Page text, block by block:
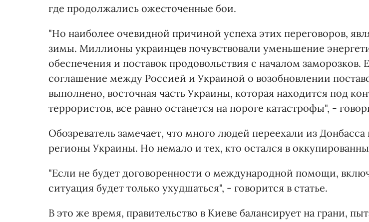
где продолжались ожесточенные бои.
"Но наиболее очевидной причиной успеха этих переговоров,
зимы. Миллионы украинцев почувствовали уменьшение
обеспечения и поставок продовольствия с началом заморозков.
соглашение между Россией и Украиной о возобновлении
выполнено, восточная часть Украины, которая находится под
террористов, все равно останется на пороге катастрофы", -
Обозреватель замечает, что много людей переехали из Донбасса
регионы Украины. Но немало и тех, кто остался в
"Если не будет договоренности о международной помощи,
ситуация будет только ухудшаться", - говорится в статье.
В это же время, правительство в Киеве балансирует на грани,